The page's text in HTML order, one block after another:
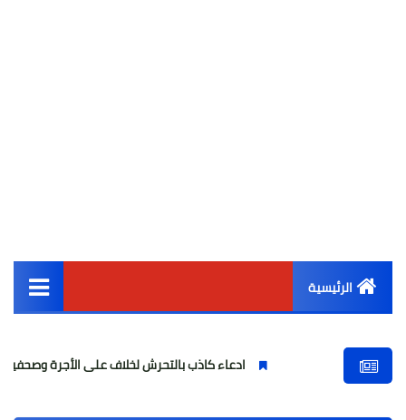
الرئيسية
أخبار مصر
ادعاء كاذب بالتحرش لخلاف على الأجرة وصحفية وهمية